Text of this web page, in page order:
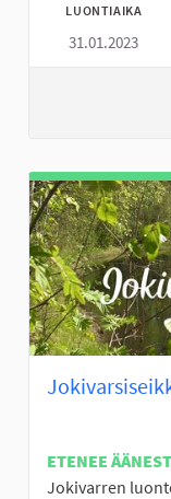
LUONTIAIKA
31.01.2023
ETENEE
Jokivarren